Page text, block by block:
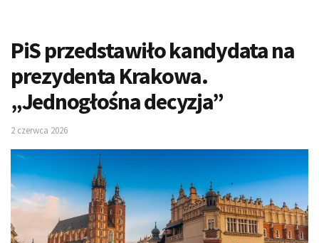
PiS przedstawiło kandydata na
prezydenta Krakowa.
„Jednogłośna decyzja”
2 czerwca 2026